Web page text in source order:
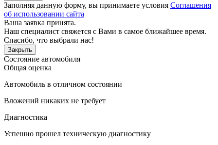
Заполняя данную форму, вы принимаете условия Соглашения
об использовании сайта
Ваша заявка принята.
Наш специалист свяжется с Вами в самое ближайшее время.
Спасибо, что выбрали нас!
Закрыть
Состояние автомобиля
Общая оценка
Автомобиль в отличном состоянии
Вложений никаких не требует
Диагностика
Успешно прошел техническую диагностику